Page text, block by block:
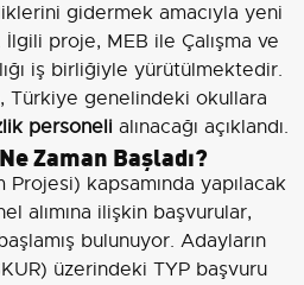
gidermek amacıyla yeni
İlgili proje, MEB ile Çalışma ve
iş birliğiyle yürütülmektedir.
Türkiye genelindeki okullara
personeli alınacağı açıklandı.
Zaman Başladı?
kapsamında yapılacak
alımına ilişkin başvurular,
bulunuyor. Adayların
üzerindeki TYP başvuru